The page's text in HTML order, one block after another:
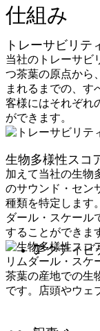
アクティビ
仕組み
トレーサビリテ
当社のトレーサビ
つ茶葉の原点から
まれるまでの、す
客様にはそれぞれ
ができます。
生物多様性スコ
加えて当社の生物
のサウンド・セン
種類を特定します
ダール・スケール
することができま
リムダール・スケ
茶葉の産地での生
です。店頭やウェ